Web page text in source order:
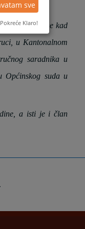
2008. godine kad
u Kantonalnom
saradnika u
Općinskog suda u
a isti je i član
sve
Pokreće Klaro!